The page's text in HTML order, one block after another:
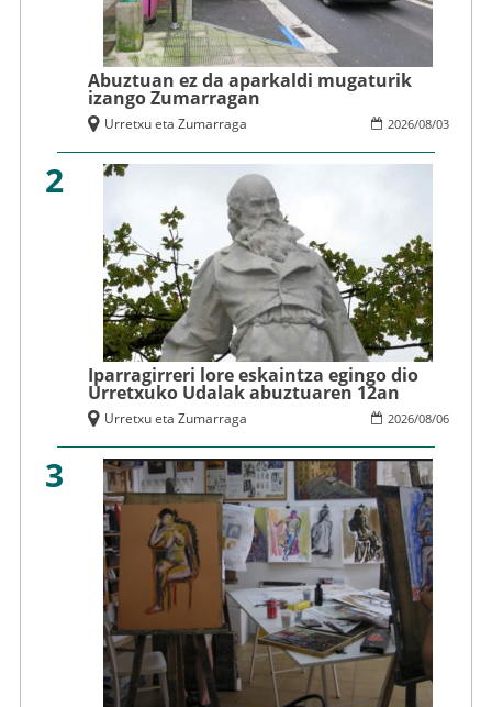
Abuztuan ez da aparkaldi mugaturik
izango Zumarragan
2026/08/03
Urretxu eta Zumarraga
2
Iparragirreri lore eskaintza egingo dio
Urretxuko Udalak abuztuaren 12an
2026/08/06
Urretxu eta Zumarraga
3